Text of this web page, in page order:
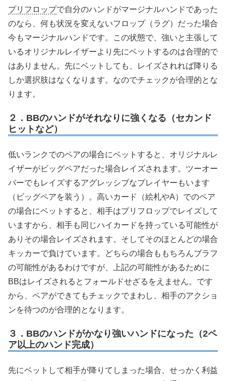
プリフロップで自分のハンドがマージナルハンドであった
のなら、何も状況を変えないフロップ（ラグ）だった場合
今もマージナルハンドです。この状態で、強いと主張して
いるオリジナルレイザーより先にベットするのは合理的で
はありません。先にベットしても、レイズされれば降りる
しか選択肢はなくなります。なのでチェックが合理的とな
ります。
２．BBのハンドがそれなりに強くなる（セカンド
ヒットなど）
低いランクでのペアの場合にベットすると、オリジナルレ
イザーがビッグペアだった場合レイズされます。ツーオー
バーでもレイズするアグレッシブなプレイヤーもいます
（ビッグペアを装う）。高いカード（絵札やA）でのペア
の場合にベットすると、相手はプリフロップでレイズして
いますから、相手も同じハイカードを持っている可能性が
ありその場合レイズされます。そしてそのほとんどの場合
キッカーで負けています。どちらの場合ももちろんブラフ
の可能性があるわけですが、上記の可能性があるために
BBはレイズされるとフォールドせざるをえません。です
から、ペアができてもチェックでまわし、相手のアクショ
ンを待つのが合理的となります。
３．BBのハンドがかなり強いハンドになった（2ペ
ア以上のハンド完成）
先にベットして相手が降りてしまった場合、せっかく利益